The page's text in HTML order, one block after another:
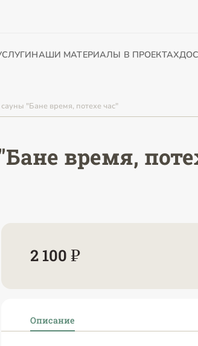
НАШИ МАТЕРИАЛЫ В ПРОЕКТАХ
"Бане время, потехе час"
время,
2 100 ₽
Описание